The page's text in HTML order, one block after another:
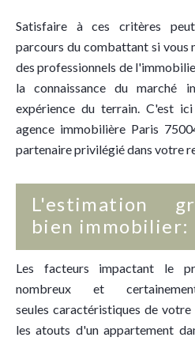
Satisfaire à ces critères
parcours du combattant si vous
des professionnels de
la connaissance du marché
expérience du terrain. C'est
agence immobilière Paris
partenaire privilégié dans votre
L'estimation
bien immobilier:
Les facteurs impactant le
nombreux et
seules caractéristiques de
les atouts d'un appartement